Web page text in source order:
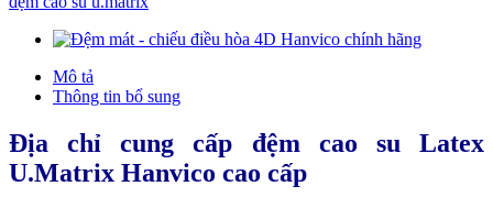
Mô tả
Thông tin bổ sung
Địa chỉ cung cấp đệm cao su Latex
U.Matrix Hanvico cao cấp